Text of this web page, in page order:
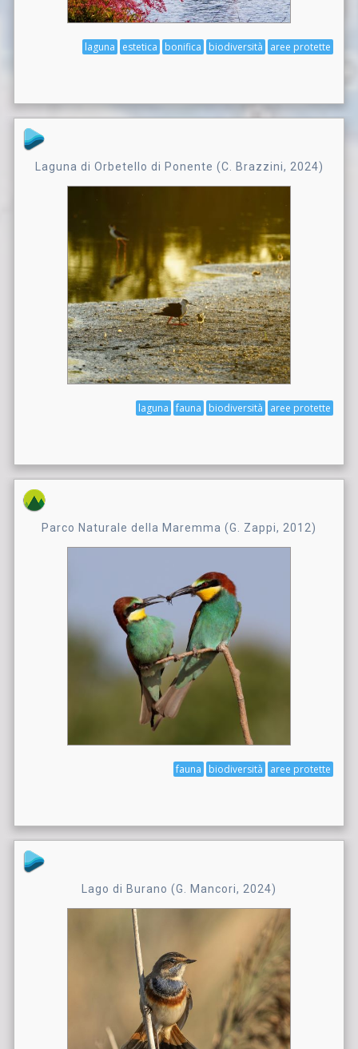
aree protette
biodiversità
bonifica
estetica
laguna
Laguna di Orbetello di Ponente (C. Brazzini, 2024)
aree protette
biodiversità
fauna
laguna
Parco Naturale della Maremma (G. Zappi, 2012)
aree protette
biodiversità
fauna
Lago di Burano (G. Mancori, 2024)